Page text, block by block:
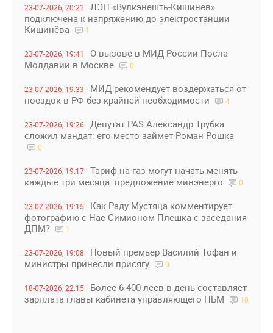
23-07-2026, 20:21
ЛЭП «Вулкэнешть-Кишинёв»
подключена к напряжению до электростанции
Кишинёва
1
23-07-2026, 19:41
О вызове в МИД России Посла
Молдавии в Москве
0
23-07-2026, 19:33
МИД рекомендует воздержаться от
поездок в РФ без крайней необходимости
4
23-07-2026, 19:26
Депутат PAS Александр Трубка
сложил мандат: его место займет Роман Рошка
0
23-07-2026, 19:17
Тариф на газ могут начать менять
каждые три месяца: предложение минэнерго
0
23-07-2026, 19:15
Как Раду Мустяца комментирует
фотографию с Нае-Симионом Плешка с заседания
ДПМ?
1
23-07-2026, 19:08
Новый премьер Василий Тофан и
министры принесли присягу
0
18-07-2026, 22:15
Более 6 400 леев в день составляет
зарплата главы кабинета управляющего НБМ
10